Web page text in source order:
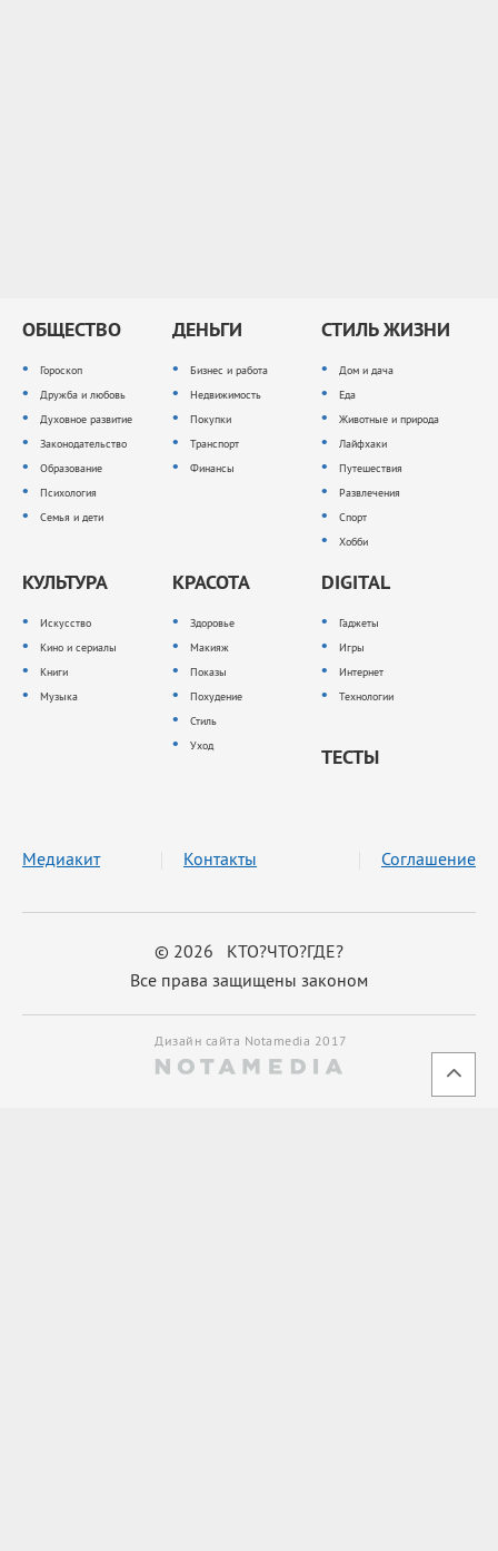
ОБЩЕСТВО
Гороскоп
Дружба и любовь
Духовное развитие
Законодательство
Образование
Психология
Семья и дети
ДЕНЬГИ
Бизнес и работа
Недвижимость
Покупки
Транспорт
Финансы
СТИЛЬ ЖИЗНИ
Дом и дача
Еда
Животные и природа
Лайфхаки
Путешествия
Развлечения
Спорт
Хобби
КУЛЬТУРА
Искусство
Кино и сериалы
Книги
Музыка
КРАСОТА
Здоровье
Макияж
Показы
Похудение
Стиль
Уход
DIGITAL
Гаджеты
Игры
Интернет
Технологии
ТЕСТЫ
© 2026 КТО?ЧТО?ГДЕ?
Все права защищены законом
Медиакит Контакты Соглашение
Дизайн сайта Notamedia 2017